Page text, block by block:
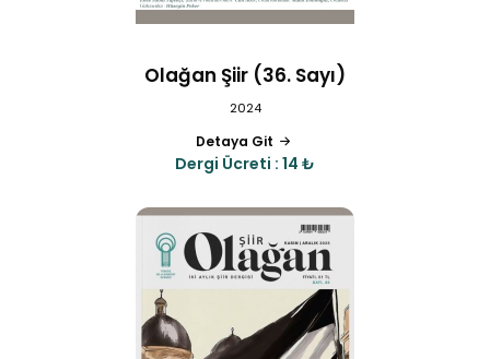
Olağan Şiir (36. Sayı)
2024
Detaya Git
Dergi Ücreti : 14 ₺